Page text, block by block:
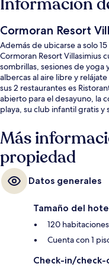
Cormoran Resort
Además de ubicarse a solo
Cormoran Resort Villasimius
sombrillas, sesiones de yoga
albercas al aire libre y
sus 2 restaurantes es
abierto para el desayuno, la
playa, su club infantil gratis y
Más
propiedad
Datos generales
Tamaño del
120 habitaciones
Cuenta con 1
Check-in/check-